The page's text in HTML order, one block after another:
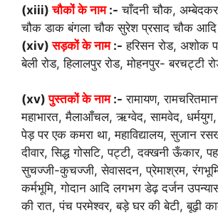
(xiii)चौकों के नाम:- चाँदनी चौक,
चौक डाक बंगला चौक सुरेश प्रसाद चौक
(xiv)सड़कों के नाम:- हरिसन रोड, अशोक
बेली रोड, हिलालपुर रोड, मोहनपुर- बरचट्टी
(xv)पुस्तकों के नाम:- रामायण,
महाभारत, मैलाआँचल, ऋग्वेद, सामवेद, धर्मयुग,
पेड़ पर एक कमरा था, महाविद्यालय, सुजान
दीवार, सिद्ध गोसटि, पट्टी, दक्खनी ऊँकार,
सुचज्जी-कुचज्जी, सेवासदन, प्रेमाश्रम,
कर्मभूमि, गोदान आदि लगभग डेढ़ दर्जन
की रात, पंच परमेश्वर, बड़े घर की बेटी, बूढ़ी